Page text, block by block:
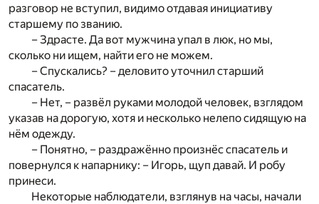
разговор не вступил, видимо отдавая инициативу
старшему по званию.
– Здрасте. Да вот мужчина упал в люк, но мы,
сколько ни ищем, найти его не можем.
– Спускались? – деловито уточнил старший
спасатель.
– Нет, – развёл руками молодой человек, взглядом
указав на дорогую, хотя и несколько нелепо сидящую на
нём одежду.
– Понятно, – раздражённо произнёс спасатель и
повернулся к напарнику: – Игорь, щуп давай. И робу
принеси.
Некоторые наблюдатели, взглянув на часы, начали